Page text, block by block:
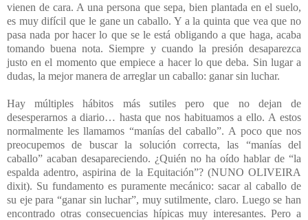
vienen de cara. A una persona que sepa, bien plantada en el suelo,
es muy difícil que le gane un caballo. Y a la quinta que vea que no
pasa nada por hacer lo que se le está obligando a que haga, acaba
tomando buena nota. Siempre y cuando la presión desaparezca
justo en el momento que empiece a hacer lo que deba. Sin lugar a
dudas, la mejor manera de arreglar un caballo: ganar sin luchar.
Hay múltiples hábitos más sutiles pero que no dejan de
desesperarnos a diario… hasta que nos habituamos a ello. A estos
normalmente les llamamos “manías del caballo”. A poco que nos
preocupemos de buscar la solución correcta, las “manías del
caballo” acaban desapareciendo. ¿Quién no ha oído hablar de “la
espalda adentro, aspirina de la Equitación”? (NUNO OLIVEIRA
dixit). Su fundamento es puramente mecánico: sacar al caballo de
su eje para “ganar sin luchar”, muy sutilmente, claro. Luego se han
encontrado otras consecuencias hípicas muy interesantes. Pero a